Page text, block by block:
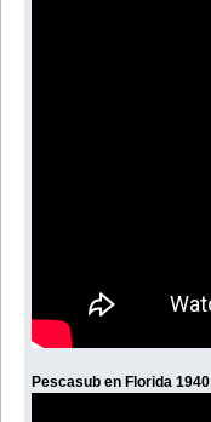
Pescasub en Florida 1940